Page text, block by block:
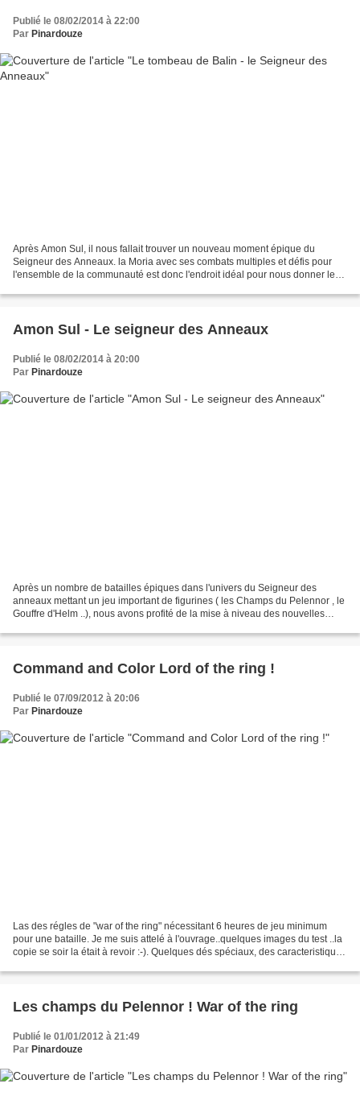
Publié le 08/02/2014 à 22:00
Par Pinardouze
Après Amon Sul, il nous fallait trouver un nouveau moment épique du
Seigneur des Anneaux. la Moria avec ses combats multiples et défis pour
l'ensemble de la communauté est donc l'endroit idéal pour nous donner le
Amon Sul - Le seigneur des Anneaux
Publié le 08/02/2014 à 20:00
Par Pinardouze
Après un nombre de batailles épiques dans l'univers du Seigneur des
anneaux mettant un jeu important de figurines ( les Champs du Pelennor , le
Gouffre d'Helm ..), nous avons profité de la mise à niveau des nouvelles
Command and Color Lord of the ring !
Publié le 07/09/2012 à 20:06
Par Pinardouze
Las des régles de "war of the ring" nécessitant 6 heures de jeu minimum
pour une bataille. Je me suis attelé à l'ouvrage..quelques images du test ..la
copie se soir la était à revoir :-). Quelques dés spéciaux, des caracteristiques
Les champs du Pelennor ! War of the ring
Publié le 01/01/2012 à 21:49
Par Pinardouze